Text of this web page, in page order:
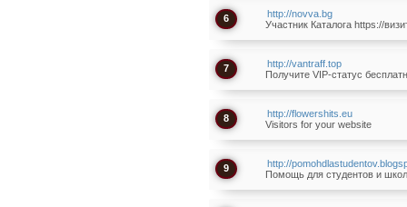
6
http://novva.bg
Участник Каталога https://
7
http://vantraff.top
Получите VIP-статус
8
http://flowershits.eu
Visitors for your website
9
http://
Помощь для студентов и